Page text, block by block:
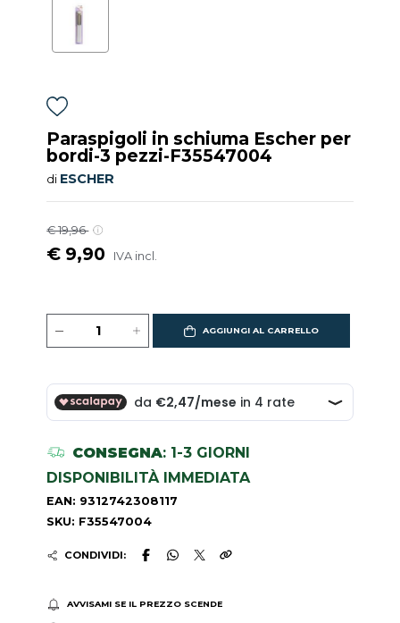
Paraspigoli in schiuma Escher per
bordi-3 pezzi-F35547004
di ESCHER
€ 19,96
€ 9,90 IVA incl.
AGGIUNGI AL CARRELLO
CONSEGNA: 1-3 GIORNI
DISPONIBILITÀ IMMEDIATA
EAN: 9312742308117
SKU: F35547004
CONDIVIDI:
AVVISAMI SE IL PREZZO SCENDE